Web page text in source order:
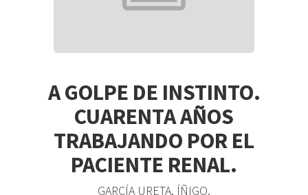
A GOLPE DE INSTINTO.
CUARENTA AÑOS
TRABAJANDO POR EL
PACIENTE RENAL.
GARCÍA URETA, ÍÑIGO.